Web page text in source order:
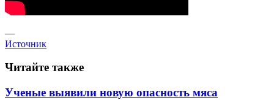
—
Источник
Читайте также
Ученые выявили новую опасность мяса